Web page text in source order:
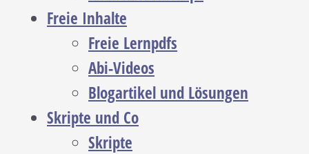
Freie Inhalte
Freie Lernpdfs
Abi-Videos
Blogartikel und Lösungen
Skripte und Co
Skripte